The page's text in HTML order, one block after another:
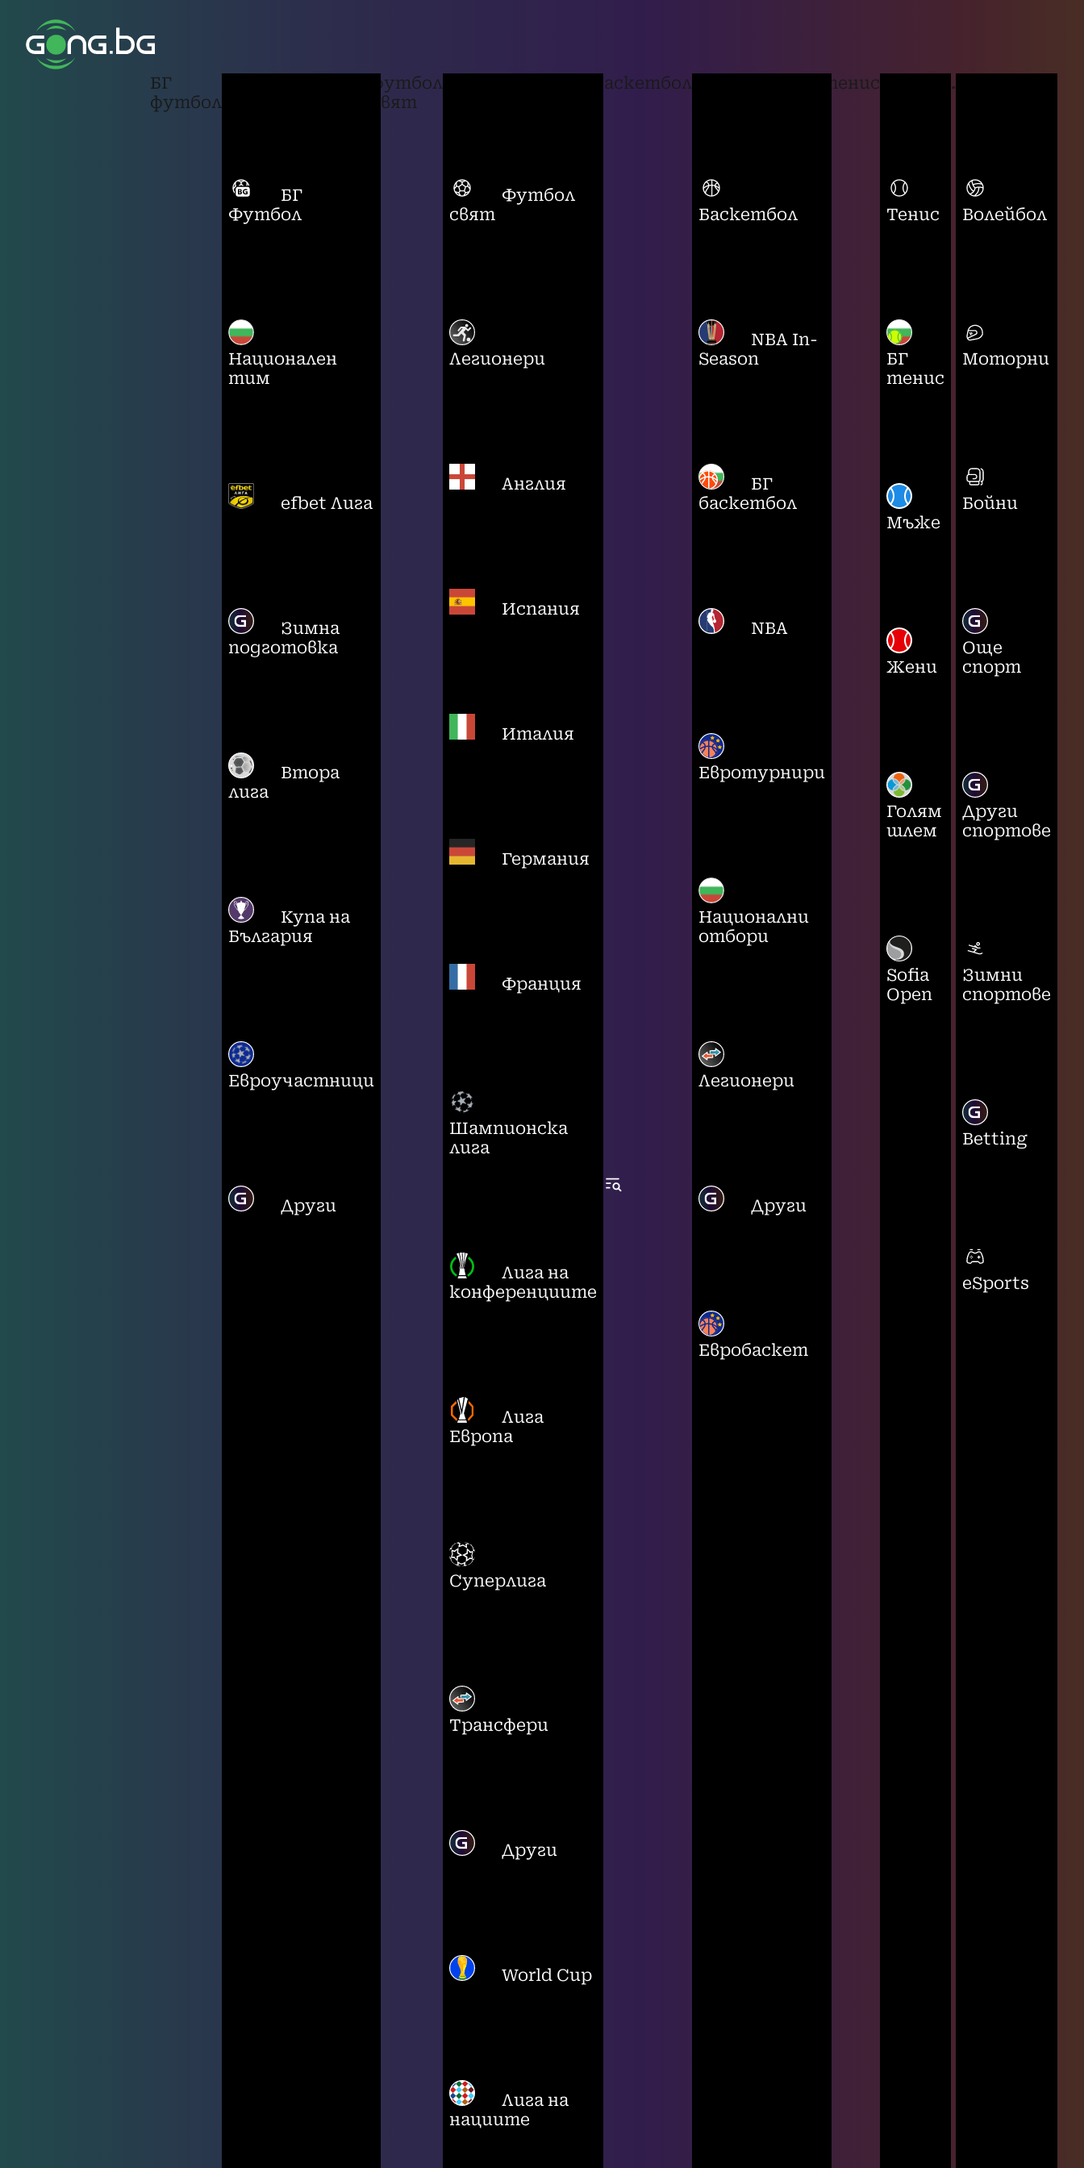
БГ
футбол
БГ
Футбол
Национален
тим
efbet Лига
Зимна
подготовка
Втора
лига
Купа на
България
Евроучастници
Други
футбол
свят
Футбол
свят
Легионери
Англия
Испания
Италия
Германия
Франция
Шампионска
лига
Лига на
конференциите
Лига
Европа
Суперлига
Трансфери
Други
World Cup
Лига на
нациите
баскетбол
Баскетбол
NBA In-
Season
БГ
баскетбол
NBA
Евротурнири
Национални
отбори
Легионери
Други
Евробаскет
тенис
Тенис
БГ
тенис
Мъже
Жени
Голям
шлем
Sofia
Open
...
Волейбол
Моторни
Бойни
Още
спорт
Други
спортове
Зимни
спортове
Betting
eSports